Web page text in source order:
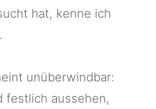
hat, kenne ich
unüberwindbar:
festlich aussehen,